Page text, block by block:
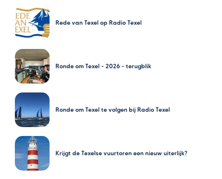
Rede van Texel op Radio Texel
Ronde om Texel – 2026 – terugblik
Ronde om Texel te volgen bij Radio Texel
Krijgt de Texelse vuurtoren een nieuw uiterlijk?